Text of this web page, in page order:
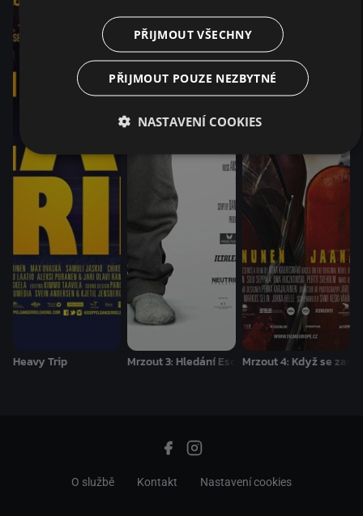
Heavy Trip Mrzout 3: Hledání EscortuMrzout 4: Když se
O službě Kontakt Nastavení cookies
PŘIJMOUT VŠECHNY
PŘIJMOUT POUZE NEZBYTNÉ
NASTAVENÍ COOKIES